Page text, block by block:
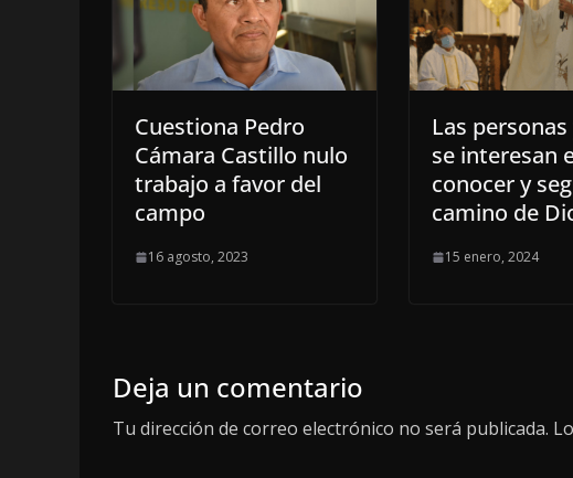
Cuestiona Pedro
Cámara Castillo nulo
trabajo a favor del
campo
16 agosto, 2023
Las
se interesan
conocer y
camino de
15 enero, 2024
Deja un comentario
Tu dirección de correo electrónico no será publicada.